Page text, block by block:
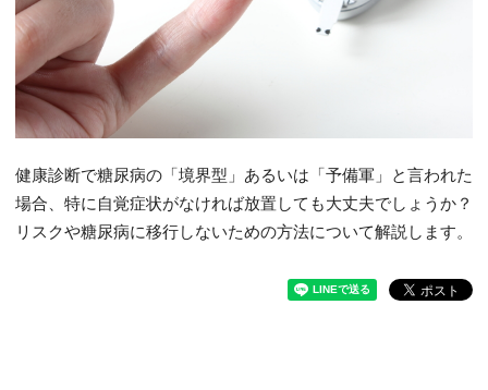
健康診断で糖尿病の「境界型」あるいは「予備軍」と言われた
場合、特に自覚症状がなければ放置しても大丈夫でしょうか？
リスクや糖尿病に移行しないための方法について解説します。